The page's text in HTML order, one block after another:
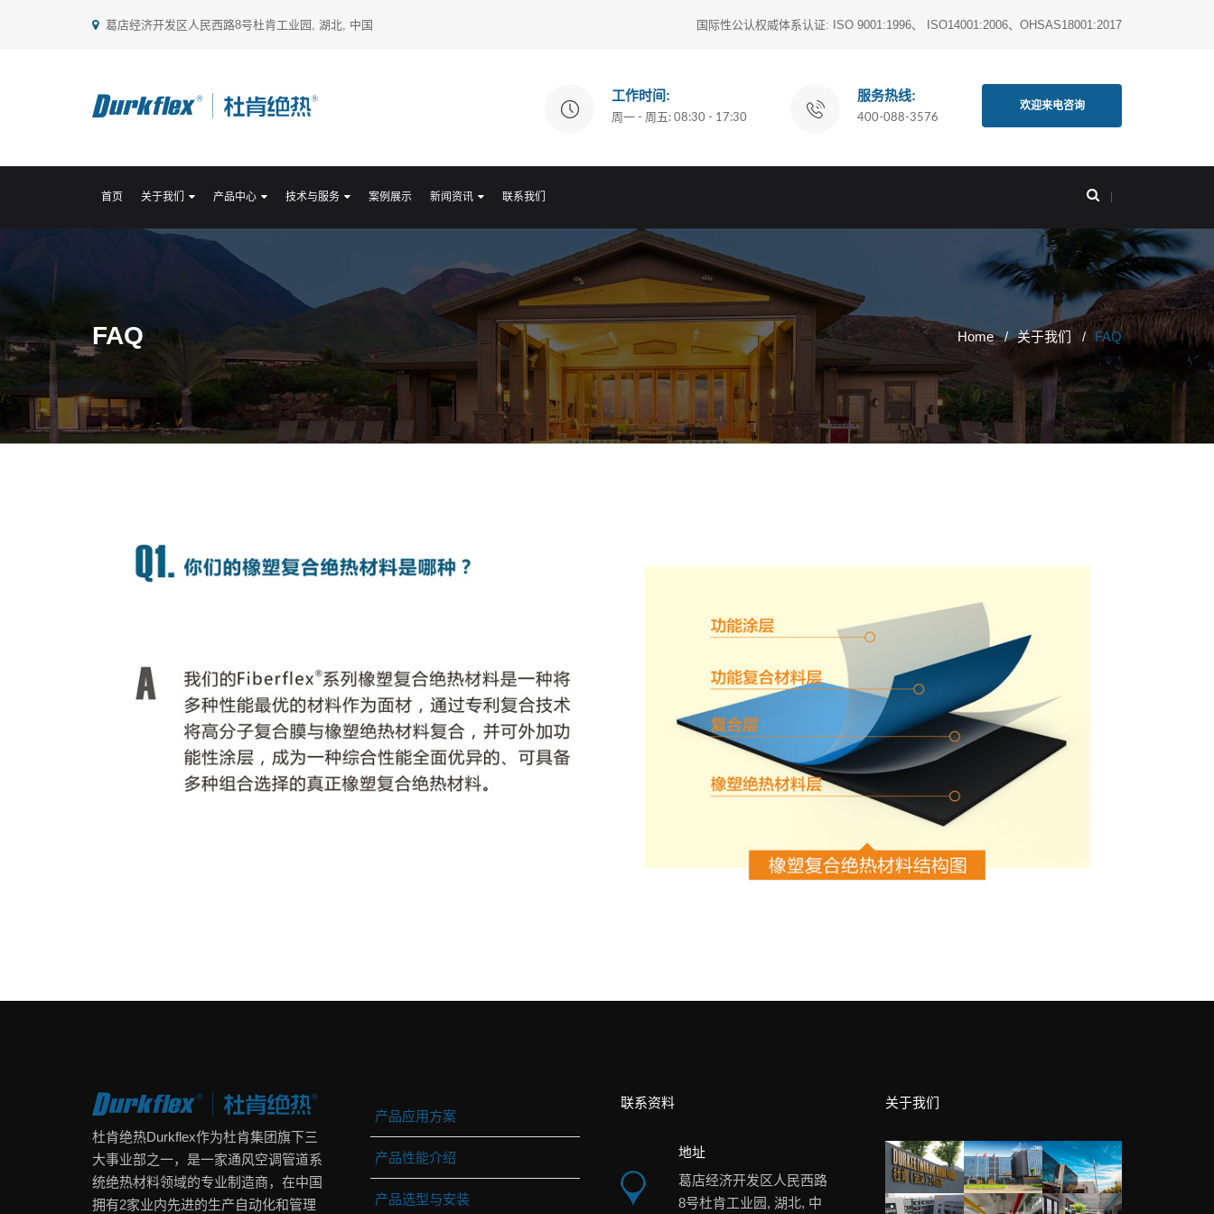
葛店经济开发区人民西路8号杜肯工业园, 湖北, 中国 国际性公认权威体系认证: ISO 9001:1996、 ISO14001:2006、OHSAS18001:2017
工作时间:
周一 - 周五: 08:30 - 17:30
服务热线:
400-088-3576
欢迎来电咨询
首页 关于我们 产品中心 技术与服务 案例展示 新闻资讯 联系我们
FAQ Home 关于我们 FAQ
杜肯绝热Durkflex作为杜肯集团旗下三
大事业部之一，是一家通风空调管道系
统绝热材料领域的专业制造商，在中国
拥有2家业内先进的生产自动化和管理
产品应用方案
产品性能介绍
产品选型与安装
联系资料
地址
葛店经济开发区人民西路
8号杜肯工业园, 湖北, 中
关于我们